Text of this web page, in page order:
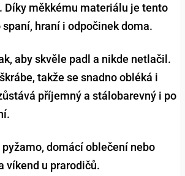
Díky měkkému materiálu je tento
hraní i odpočinek doma.
aby skvěle padl a nikde netlačil.
takže se snadno obléká i
příjemný a stálobarevný i po
domácí oblečení nebo
víkend u prarodičů.